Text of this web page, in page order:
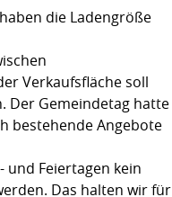
die Ladengröße
Verkaufsfläche soll
Der Gemeindetag hatte
bestehende Angebote
und Feiertagen kein
Das halten wir für